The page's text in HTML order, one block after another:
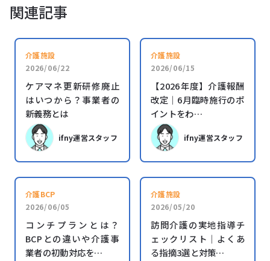
関連記事
介護施設
2026/06/22
ケアマネ更新研修廃止
はいつから？事業者の
新義務とは
ifny運営スタッフ
介護施設
2026/06/15
【2026年度】介護報酬
改定｜6月臨時施行のポ
イントをわ…
ifny運営スタッフ
介護BCP
2026/06/05
コンチプランとは？
BCPとの違いや介護事
業者の初動対応を…
介護施設
2026/05/20
訪問介護の実地指導チ
ェックリスト｜よくあ
る指摘3選と対策…